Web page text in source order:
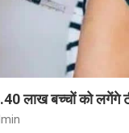
लाख बच्चों को लगेंगे